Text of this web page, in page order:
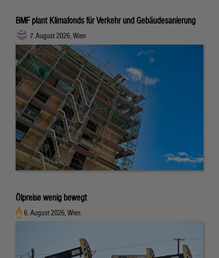
BMF plant Klimafonds für Verkehr und Gebäudesanierung
7. August 2026, Wien
Ölpreise wenig bewegt
6. August 2026, Wien